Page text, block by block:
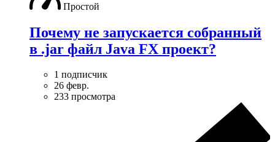
Простой
Почему не запускается собранный
в .jar файл Java FX проект?
1 подписчик
26 февр.
233 просмотра